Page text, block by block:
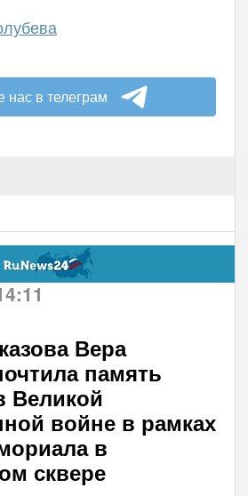
нас в телеграм
Вера
память
Великой
войне в рамках
в
сквере